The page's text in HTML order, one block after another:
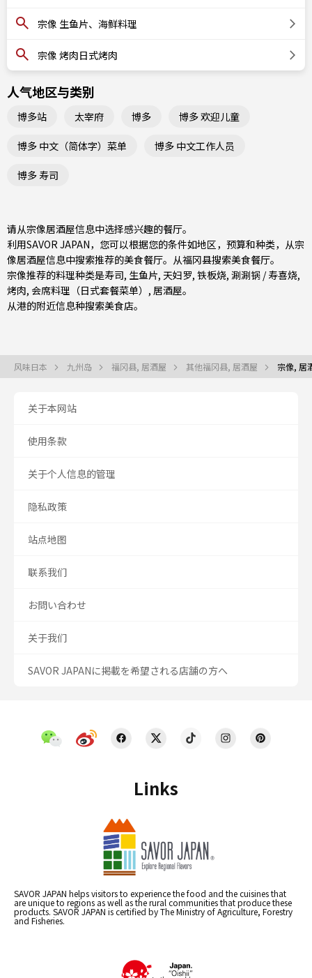
宗像 生鱼片、海鲜料理
宗像 烤肉日式烤肉
人气地区与类别
博多站 太宰府 博多 博多 欢迎儿童
博多 中文（简体字）菜单 博多 中文工作人员
博多 寿司
请从宗像居酒屋信息中选择感兴趣的餐厅。
利用SAVOR JAPAN，您可以根据您的条件如地区，预算和种类，从宗
像居酒屋信息中搜索推荐的美食餐厅。从福冈县搜索美食餐厅。
宗像推荐的料理种类是寿司, 生鱼片, 天妇罗, 铁板烧, 涮涮锅 / 寿喜烧,
烤肉, 会席料理（日式套餐菜单） , 居酒屋。
从港的附近信息种搜索美食店。
风味日本 九州岛 福冈县, 居酒屋 其他福冈县, 居酒屋 宗像, 居
Links
SAVOR JAPAN helps visitors to experience the food and the cuisines that
are unique to regions as well as the rural communities that produce these
products. SAVOR JAPAN is certified by The Ministry of Agriculture, Forestry
and Fisheries.
关于本网站
使用条款
关于个人信息的管理
隐私政策
站点地图
联系我们
お問い合わせ
关于我们
SAVOR JAPANに掲載を希望される店舗の方へ